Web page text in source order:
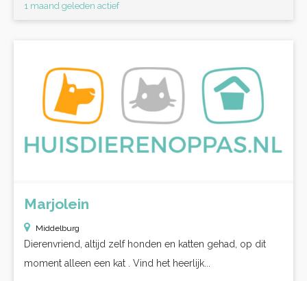
1 maand geleden actief
Marjolein
Middelburg
Dierenvriend, altijd zelf honden en katten gehad, op dit
moment alleen een kat . Vind het heerlijk...